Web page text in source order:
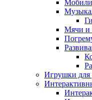
Мячи и
Игрушки для